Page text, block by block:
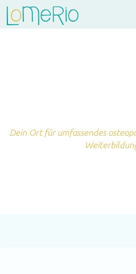
Dein Ort für umfassendes